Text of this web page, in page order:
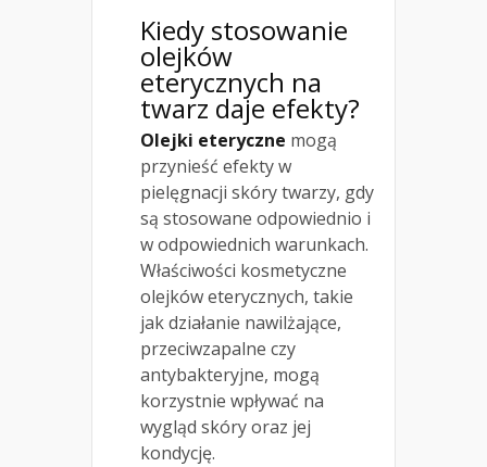
Kiedy stosowanie
olejków
eterycznych na
twarz daje efekty?
Olejki eteryczne mogą
przynieść efekty w
pielęgnacji skóry twarzy, gdy
są stosowane odpowiednio i
w odpowiednich warunkach.
Właściwości kosmetyczne
olejków eterycznych, takie
jak działanie nawilżające,
przeciwzapalne czy
antybakteryjne, mogą
korzystnie wpływać na
wygląd skóry oraz jej
kondycję.